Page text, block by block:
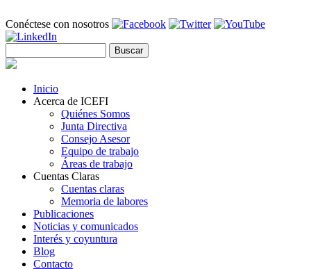
Conéctese con nosotros
Formulario de búsqueda
Inicio
Acerca de ICEFI
Quiénes Somos
Junta Directiva
Consejo Asesor
Equipo de trabajo
Áreas de trabajo
Cuentas Claras
Cuentas claras
Memoria de labores
Publicaciones
Noticias y comunicados
Interés y coyuntura
Blog
Contacto